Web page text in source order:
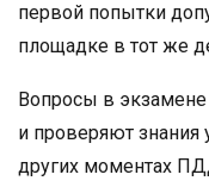
первой попытки
площадке в тот же
Вопросы в
и проверяют знания
других моментах